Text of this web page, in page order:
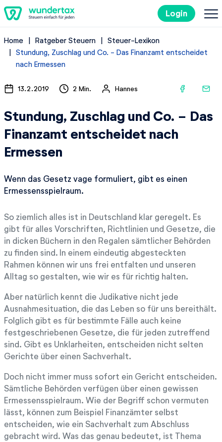
Login
So geht's
Steuer-Lexikon
Home Ratgeber Steuern
Steuer-Lexikon
Stundung, Zuschlag und Co. - Das Finanzamt entscheidet
nach Ermessen
13.2.2019 2 Min. Hannes
Stundung, Zuschlag und Co. - Das
Finanzamt entscheidet nach
Ermessen
Wenn das Gesetz vage formuliert, gibt es einen
Ermessensspielraum.
So ziemlich alles ist in Deutschland klar geregelt. Es
gibt für alles Vorschriften, Richtlinien und Gesetze, die
in dicken Büchern in den Regalen sämtlicher Behörden
zu finden sind. In einem eindeutig abgesteckten
Rahmen können wir uns frei entfalten und unseren
Alltag so gestalten, wie wir es für richtig halten.
Aber natürlich kennt die Judikative nicht jede
Ausnahmesituation, die das Leben so für uns bereithält.
Folglich gibt es für bestimmte Fälle auch keine
festgeschriebenen Gesetze, die für jeden zutreffend
sind. Gibt es Unklarheiten, entscheiden nicht selten
Gerichte über einen Sachverhalt.
Doch nicht immer muss sofort ein Gericht entscheiden.
Sämtliche Behörden verfügen über einen gewissen
Ermessensspielraum. Wie der Begriff schon vermuten
lässt, können zum Beispiel Finanzämter selbst
entscheiden, wie ein Sachverhalt zum Abschluss
gebracht wird. Was das genau bedeutet, ist Thema